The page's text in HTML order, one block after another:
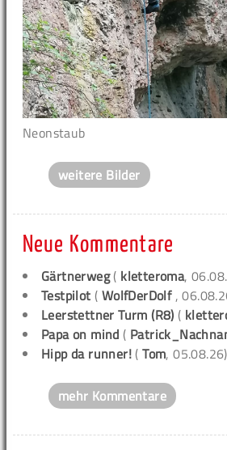
Neonstaub
weitere Bilder
Neue Kommentare
Gärtnerweg( kletteroma,
Testpilot ( WolfDerDolf ,
Leerstettner Turm (R8) (
Papa on mind (
Hipp da runner! (Tom, 05.08.26)
mehr Kommentare